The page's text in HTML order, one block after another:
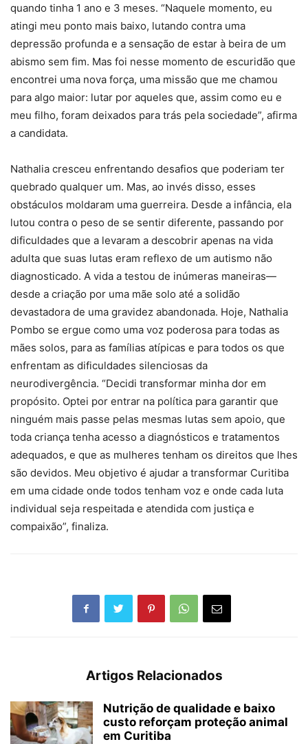
quando tinha 1 ano e 3 meses. “Naquele momento, eu
atingi meu ponto mais baixo, lutando contra uma
depressão profunda e a sensação de estar à beira de um
abismo sem fim. Mas foi nesse momento de escuridão que
encontrei uma nova força, uma missão que me chamou
para algo maior: lutar por aqueles que, assim como eu e
meu filho, foram deixados para trás pela sociedade”, afirma
a candidata.
Nathalia cresceu enfrentando desafios que poderiam ter
quebrado qualquer um. Mas, ao invés disso, esses
obstáculos moldaram uma guerreira. Desde a infância, ela
lutou contra o peso de se sentir diferente, passando por
dificuldades que a levaram a descobrir apenas na vida
adulta que suas lutas eram reflexo de um autismo não
diagnosticado. A vida a testou de inúmeras maneiras—
desde a criação por uma mãe solo até a solidão
devastadora de uma gravidez abandonada. Hoje, Nathalia
Pombo se ergue como uma voz poderosa para todas as
mães solos, para as famílias atípicas e para todos os que
enfrentam as dificuldades silenciosas da
neurodivergência. “Decidi transformar minha dor em
propósito. Optei por entrar na política para garantir que
ninguém mais passe pelas mesmas lutas sem apoio, que
toda criança tenha acesso a diagnósticos e tratamentos
adequados, e que as mulheres tenham os direitos que lhes
são devidos. Meu objetivo é ajudar a transformar Curitiba
em uma cidade onde todos tenham voz e onde cada luta
individual seja respeitada e atendida com justiça e
compaixão”, finaliza.
Artigos Relacionados
Nutrição de qualidade e baixo
custo reforçam proteção animal
em Curitiba